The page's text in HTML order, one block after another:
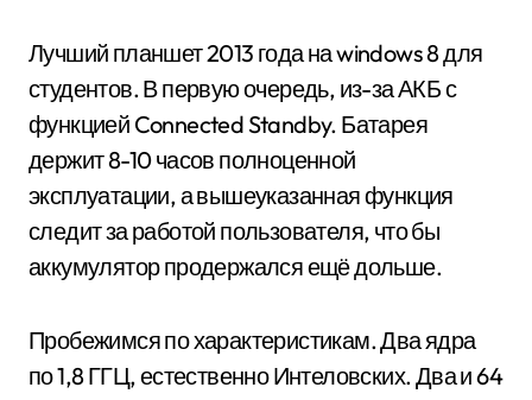
Лучший планшет 2013 года на windows 8 для
студентов. В первую очередь, из-за АКБ с
функцией Connected Standby. Батарея
держит 8-10 часов полноценной
эксплуатации, а вышеуказанная функция
следит за работой пользователя, что бы
аккумулятор продержался ещё дольше.
Пробежимся по характеристикам. Два ядра
по 1,8 ГГЦ, естественно Интеловских. Два и 64